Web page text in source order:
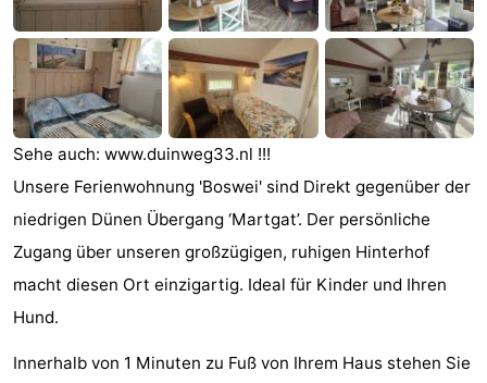
Joossesweg
-
Kustlicht
-
Meerpaal
-
Strandcamping
Valkenisse
-
Zee,
en
Duin
Hotels
Zimmer
(mit
Frühstück)
Lastminutes
Strand
Sehe auch: www.duinweg33.nl !!!
Unsere Ferienwohnung 'Boswei' sind Direkt gegenüber der
niedrigen Dünen Übergang ‘Martgat’. Der persönliche
Zugang über unseren großzügigen, ruhigen Hinterhof
macht diesen Ort einzigartig. Ideal für Kinder und Ihren
Hund.
Innerhalb von 1 Minuten zu Fuß von Ihrem Haus stehen Sie